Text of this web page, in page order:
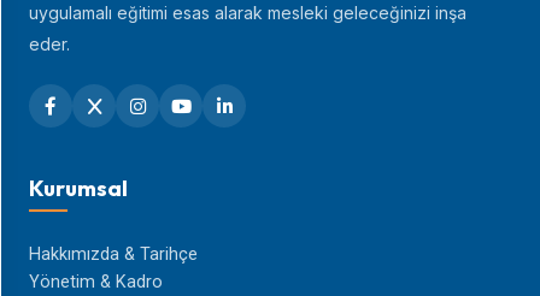
uygulamalı eğitimi esas alarak mesleki geleceğinizi inşa
eder.
Kurumsal
Hakkımızda & Tarihçe
Yönetim & Kadro